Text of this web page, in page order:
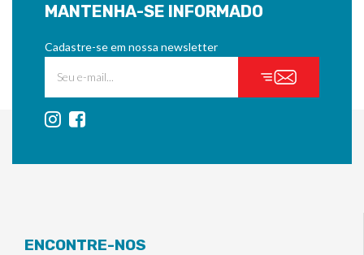
MANTENHA-SE INFORMADO
Cadastre-se em nossa newsletter
ENCONTRE-NOS